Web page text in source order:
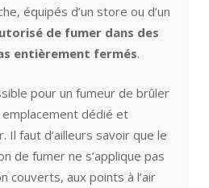
équipés d’un store ou d’un
de fumer dans des
entièrement fermés.
pour un fumeur de brûler
dédié et
Il faut d’ailleurs savoir que le
de fumer ne s’applique pas
couverts, aux points à l’air